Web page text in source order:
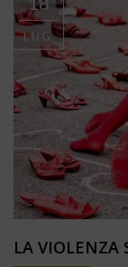
LUG
LA VIOLENZA